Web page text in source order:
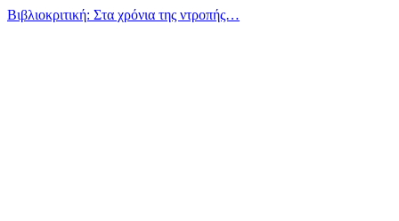
Βιβλιοκριτική: Στα χρόνια της ντροπής…